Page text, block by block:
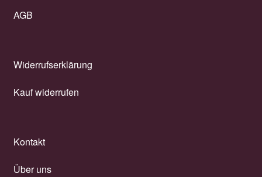
AGB
Widerrufserklärung
Kauf widerrufen
Kontakt
Über uns